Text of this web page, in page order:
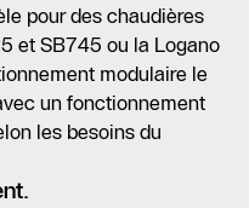
pour des chaudières
et SB745 ou la Logano
modulaire le
un fonctionnement
les besoins du